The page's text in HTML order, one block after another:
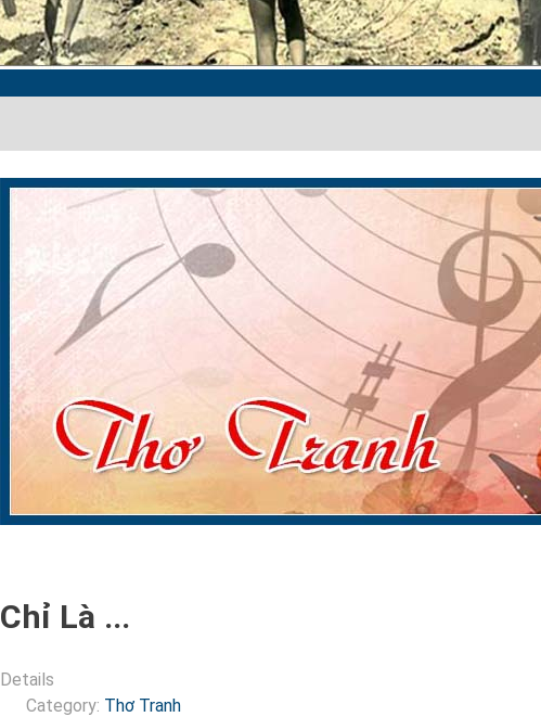
Chỉ Là ...
Details
Category: Thơ Tranh